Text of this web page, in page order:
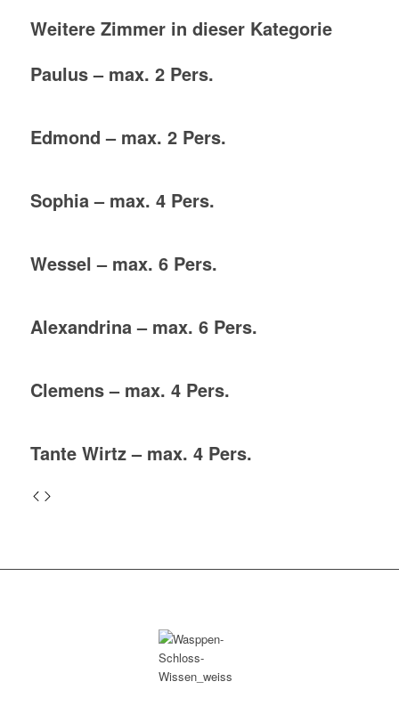
Weitere Zimmer in dieser Kategorie
Paulus – max. 2 Pers.
Edmond – max. 2 Pers.
Sophia – max. 4 Pers.
Wessel – max. 6 Pers.
Alexandrina – max. 6 Pers.
Clemens – max. 4 Pers.
Tante Wirtz – max. 4 Pers.